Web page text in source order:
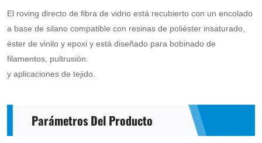
El roving directo de fibra de vidrio está recubierto con un encolado
a base de silano compatible con resinas de poliéster insaturado,
éster de vinilo y epoxi y está diseñado para bobinado de
filamentos, pultrusión.
y aplicaciones de tejido.
Parámetros Del Producto